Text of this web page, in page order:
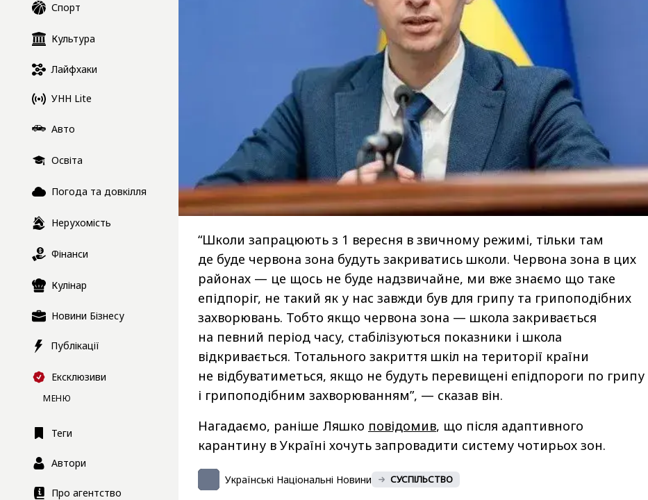
Спорт
Культура
Лайфхаки
УНН Lite
Авто
Освіта
Погода та довкілля
Нерухомість
Фінанси
Кулінар
Новини Бізнесу
Публікації
Ексклюзиви
МЕНЮ
Теги
Автори
Про агентство
“Школи запрацюють з 1 вересня в звичному режимі, тільки там
де буде червона зона будуть закриватись школи. Червона зона в цих
районах — це щось не буде надзвичайне, ми вже знаємо що таке
епідпоріг, не такий як у нас завжди був для грипу та грипоподібних
захворювань. Тобто якщо червона зона — школа закривається
на певний період часу, стабілізуються показники і школа
відкривається. Тотального закриття шкіл на території країни
не відбуватиметься, якщо не будуть перевищені епідпороги по грипу
і грипоподібним захворюванням”, — сказав він.
Нагадаємо, раніше Ляшко повідомив, що після адаптивного
карантину в Україні хочуть запровадити систему чотирьох зон.
Українські Національні Новини СУСПІЛЬСТВО